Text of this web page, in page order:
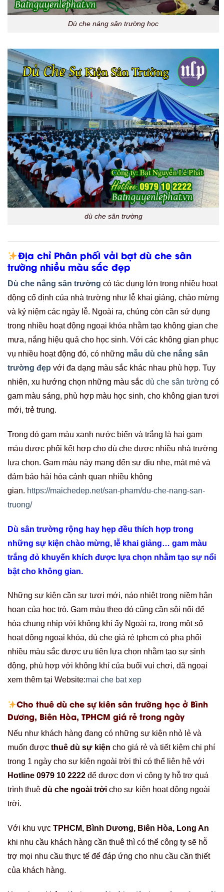
Dù che náng sân trường học
dù che sân trường
Địa chỉ Phân phối vải bạt dù che sân
trường nhiều màu sắc đẹp
Dù che nắng sân trường có tác dụng lớn trong nhiều hoạt
động cố định của nhà trường như lễ khai giảng, chào mừng
và kỷ niệm các ngày lễ. Ngoài ra, chúng còn cần sử dụng
trong nhiều hoạt động ngoại khóa nhằm tạo không gian che
mưa, nắng hiệu quả cho học sinh. Với các không gian phục
vụ nhiều hoạt động đó, có những mẫu dù che nắng sân
trường đẹp với đa dạng màu sắc khác nhau phù hợp. Tuy
nhiên, xu hướng chọn những màu sắc dù che sân tường có
gam màu sáng, phù hợp màu học sinh, cho không gian tươi
mới, trẻ trung.
Trong đó gam màu xanh nước biển và trắng là hai gam
màu được phối kết hợp cho dù che được nhiều nhà trường
lựa chọn. Gam màu này mang đến sự dịu nhẹ, mát mẻ và
đảm bảo hài hòa cảnh quan nhiều không
gian. https://maichedep.net/san-pham/du-che-nang-san-
truong/
Dù sân trường rộng hay hẹp đều thích hợp trong
những sự kiện chào mừng, lễ khai giảng… gam màu
trắng đỏ khuyến khích được lựa chọn nhằm tạo sự nổi
bật cho không gian.
Những sự kiện cần sự tươi mới, náo nhiệt trong niềm hân
hoan của học trò. Gam màu theo đó cũng cần sôi nổi để
hòa chung nhịp với không khí ấy Ngoài ra, trong một số
hoạt động ngoại khóa, dù che giá rẻ tphcm có pha phối
nhiều màu sắc được ưu tiên lựa chọn nhằm tạo sự sinh
động, phù hợp với không khí của buổi vui chơi, dã ngoại
xem thêm tại Website:mai che bat xep
Cho thuê dù che sự kiên sân trường học ở Bình
Dương, Biên Hòa, TPHCM giá rẻ trong ngày
Nếu như khách hàng đang có những sự kiện nhỏ lẻ và
muốn được thuê dù sự kiện cho giá rẻ và tiết kiệm chi phí
trong 1 ngày cho sự kiện ngoài trời thì có thể liên hệ với
Hotline 0979 10 2222 để được đơn vị công ty hỗ trợ quá
trình thuê dù che ngoài trời cho sự kiện hoạt động ngoài
trời.
Với khu vực TPHCM, Bình Dương, Biên Hòa, Long An
khi nhu cầu khách hàng cần thuê thì có thể công ty sẽ hỗ
trợ mọi nhu cầu thực tế để đáp ứng cho nhu cầu cần thiết
của khách hàng.